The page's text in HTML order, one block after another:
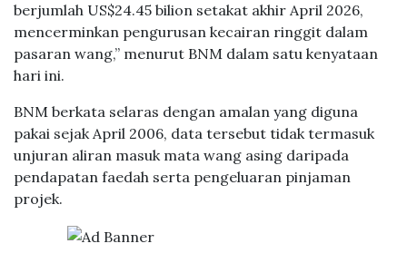
berjumlah US$24.45 bilion setakat akhir April 2026,
mencerminkan pengurusan kecairan ringgit dalam
pasaran wang,” menurut BNM dalam satu kenyataan
hari ini.
BNM berkata selaras dengan amalan yang diguna
pakai sejak April 2006, data tersebut tidak termasuk
unjuran aliran masuk mata wang asing daripada
pendapatan faedah serta pengeluaran pinjaman
projek.